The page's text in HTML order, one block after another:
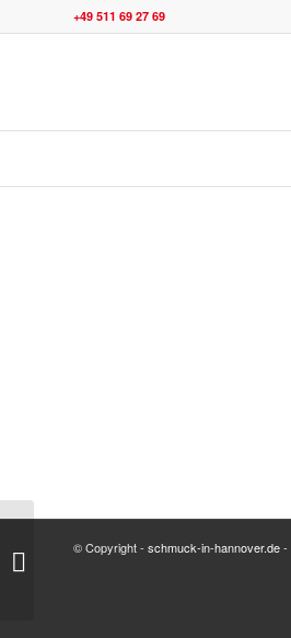
+49 511 69 27 69
© Copyright - schmuck-in-hannover.de-
Skyline – the ring 2 –